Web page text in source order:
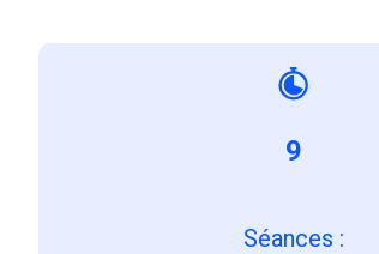
9
Séances :